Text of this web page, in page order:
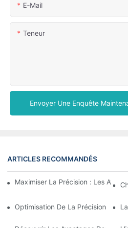
E-Mail
Teneur
Envoyer Une Enquête
ARTICLES RECOMMANDÉS
Maximiser La Précision : Les
Optimisation De La Précision Et